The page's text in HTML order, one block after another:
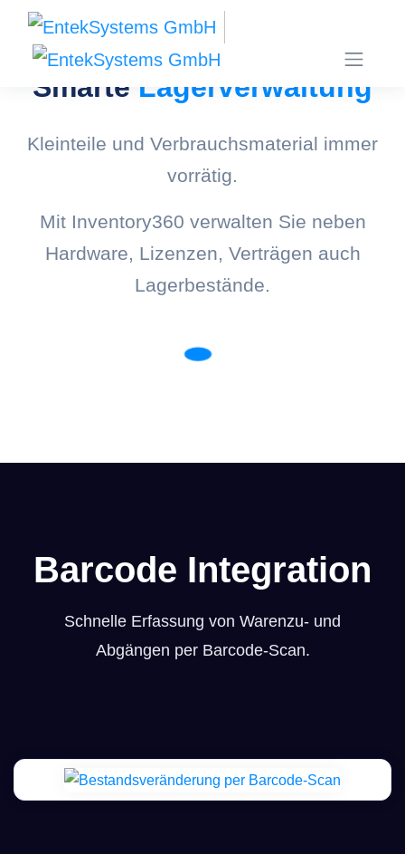
Smarte Lagerverwaltung
Kleinteile und Verbrauchsmaterial immer
vorrätig.
Mit Inventory360 verwalten Sie neben
Hardware, Lizenzen, Verträgen auch
Lagerbestände.
Barcode Integration
Schnelle Erfassung von Warenzu- und
Abgängen per Barcode-Scan.